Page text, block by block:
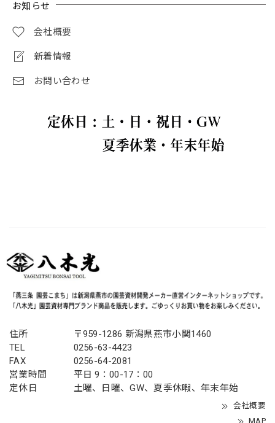
お知らせ
会社概要
新着情報
お問い合わせ
住所
〒959-1286 新潟県燕市小関1460
TEL
0256-63-4423
FAX
0256-64-2081
営業時間
平日 9：00-17：00
定休日
土曜、日曜、GW、夏季休暇、年末年始
会社概要
MAP